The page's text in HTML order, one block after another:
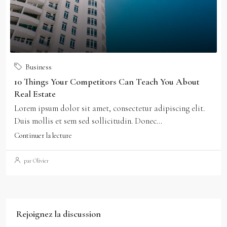
Business
10 Things Your Competitors Can Teach You About
Real Estate
Lorem ipsum dolor sit amet, consectetur adipiscing elit.
Duis mollis et sem sed sollicitudin. Donec...
Continuer la lecture
par Olivier
Rejoignez la discussion